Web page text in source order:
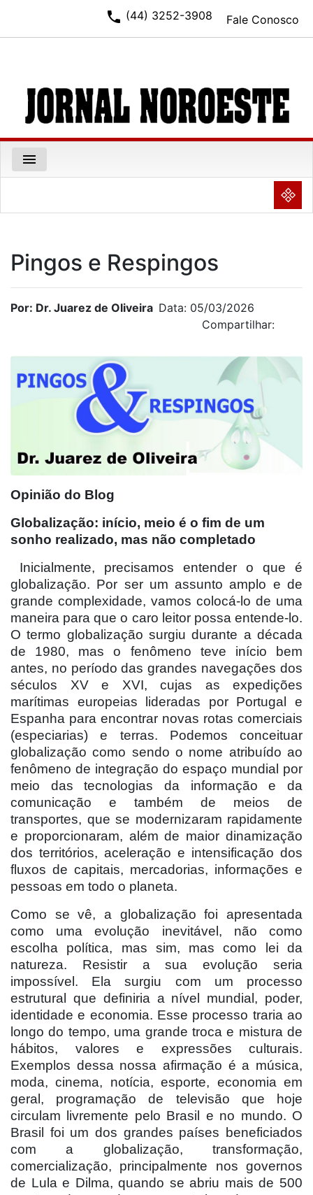
Fale Conosco
phone (44) 3252-3908
menu
NULL
Pingos e Respingos
Por: Dr. Juarez de Oliveira Data: 05/03/2026
Compartilhar:
Opinião do Blog
Globalização: início, meio é o fim de um
sonho realizado, mas não completado
Inicialmente, precisamos entender o que é
globalização. Por ser um assunto amplo e de
grande complexidade, vamos colocá-lo de uma
maneira para que o caro leitor possa entende-lo.
O termo globalização surgiu durante a década
de 1980, mas o fenômeno teve início bem
antes, no período das grandes navegações dos
séculos XV e XVI, cujas as expedições
marítimas europeias lideradas por Portugal e
Espanha para encontrar novas rotas comerciais
(especiarias) e terras. Podemos conceituar
globalização como sendo o nome atribuído ao
fenômeno de integração do espaço mundial por
meio das tecnologias da informação e da
comunicação e também de meios de
transportes, que se modernizaram rapidamente
e proporcionaram, além de maior dinamização
dos territórios, aceleração e intensificação dos
fluxos de capitais, mercadorias, informações e
pessoas em todo o planeta.
Como se vê, a globalização foi apresentada
como uma evolução inevitável, não como
escolha política, mas sim, mas como lei da
natureza. Resistir a sua evolução seria
impossível. Ela surgiu com um processo
estrutural que definiria a nível mundial, poder,
identidade e economia. Esse processo traria ao
longo do tempo, uma grande troca e mistura de
hábitos, valores e expressões culturais.
Exemplos dessa nossa afirmação é a música,
moda, cinema, notícia, esporte, economia em
geral, programação de televisão que hoje
circulam livremente pelo Brasil e no mundo. O
Brasil foi um dos grandes países beneficiados
com a globalização, transformação,
comercialização, principalmente nos governos
de Lula e Dilma, quando se abriu mais de 500